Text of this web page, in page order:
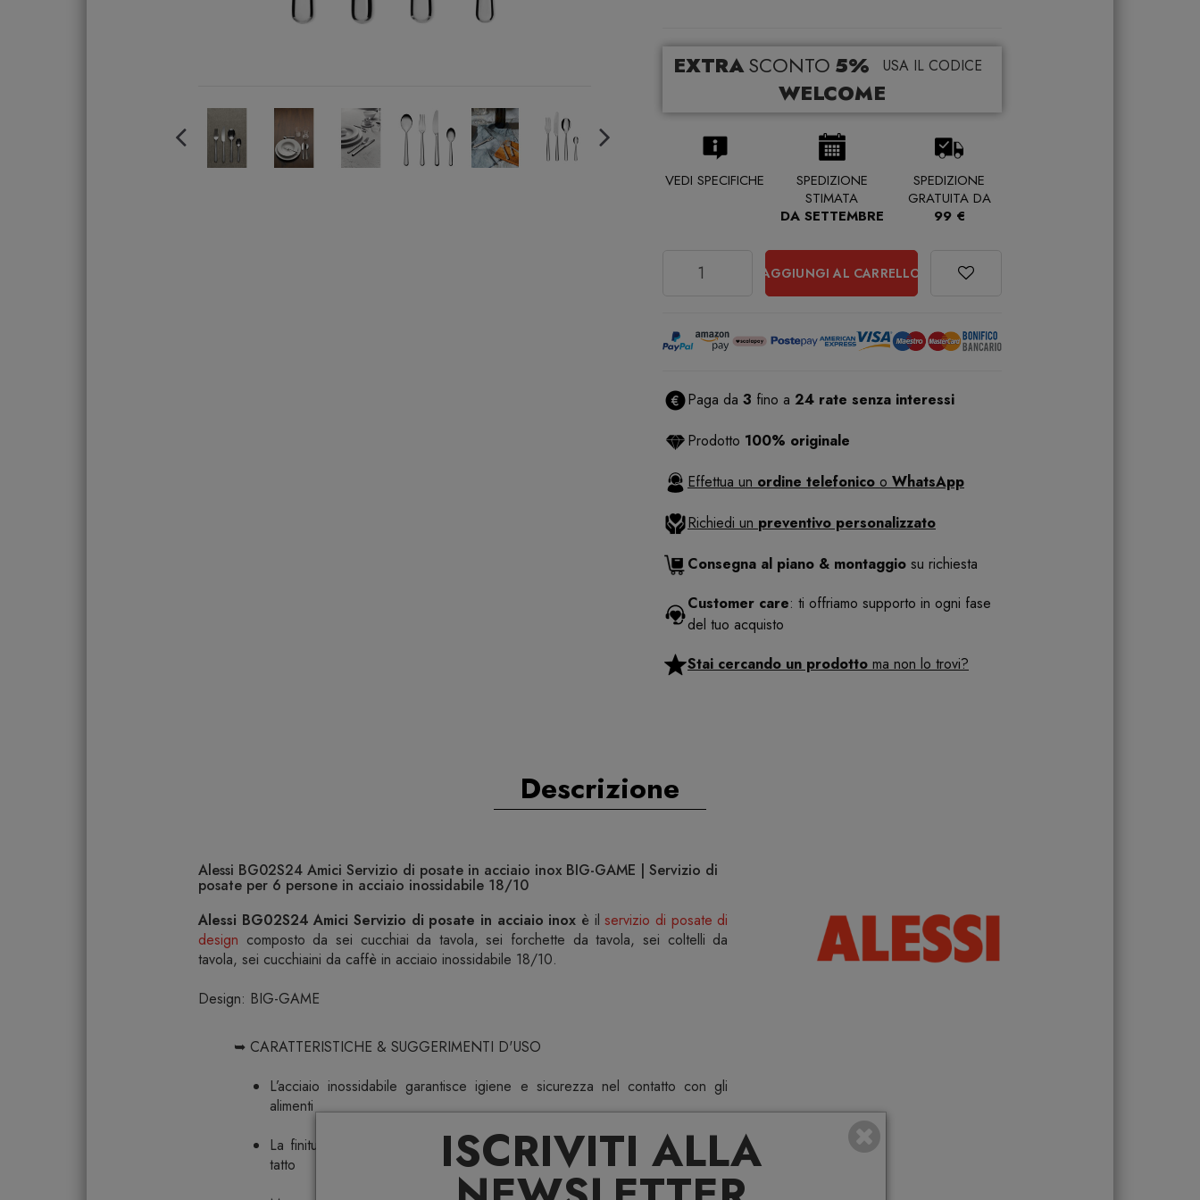
ISCRIVITI ALLA
EXTRASCONTO 5% USA IL CODICE
WELCOME
VEDI SPECIFICHE
SPEDIZIONE
STIMATA
DA SETTEMBRE
SPEDIZIONE
GRATUITA DA
99 €
AGGIUNGI AL CARRELLO
Paga da 3 fino a 24 rate senza interessi
Prodotto 100% originale
Effettua un ordine telefonico o WhatsApp
Richiedi un preventivo personalizzato
Consegna al piano & montaggio su richiesta
Customer care: ti offriamo supporto in ogni fase
del tuo acquisto
Stai cercando un prodotto ma non lo trovi?
Descrizione
Alessi BG02S24 Amici Servizio di posate in acciaio inox BIG-GAME | Servizio di
posate per 6 persone in acciaio inossidabile 18/10
Alessi BG02S24 Amici Servizio di posate in acciaio inox è ilservizio di posate di
design composto da sei cucchiai da tavola, sei forchette da tavola, sei coltelli da
tavola, sei cucchiaini da caffè in acciaio inossidabile 18/10.
Design: BIG-GAME
➥ CARATTERISTICHE & SUGGERIMENTI D'USO
L’acciaio inossidabile garantisce igiene e sicurezza nel contatto con gli
alimenti
La finitura lucida dona un aspetto brillante e una gradevole sensazione al
tatto